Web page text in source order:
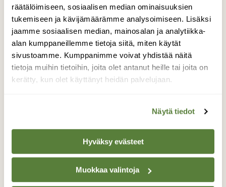
räätälöimiseen, sosiaalisen median ominaisuuksien
tukemiseen ja kävijämäärämme analysoimiseen. Lisäksi
jaamme sosiaalisen median, mainosalan ja analytiikka-
alan kumppaneillemme tietoja siitä, miten käytät
sivustoamme. Kumppanimme voivat yhdistää näitä
tietoja muihin tietoihin, joita olet antanut heille tai joita on
kerätty, kun olet käyttänyt heidän palvelujaan.
Näytä tiedot
Hyväksy evästeet
Muokkaa valintoja
Kaato sade
Kovin sade kuuro ikinä!
Valokuvaaja: Reijo Juurinen, Veikkola Elokuu